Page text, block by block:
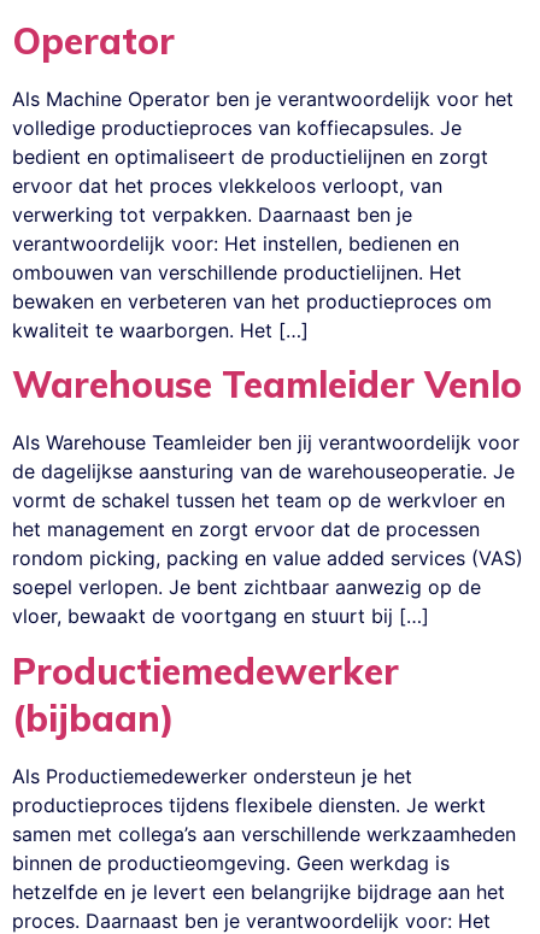
Operator
Als Machine Operator ben je verantwoordelijk voor het
volledige productieproces van koffiecapsules. Je
bedient en optimaliseert de productielijnen en zorgt
ervoor dat het proces vlekkeloos verloopt, van
verwerking tot verpakken. Daarnaast ben je
verantwoordelijk voor: Het instellen, bedienen en
ombouwen van verschillende productielijnen. Het
bewaken en verbeteren van het productieproces om
kwaliteit te waarborgen. Het […]
Warehouse Teamleider Venlo
Als Warehouse Teamleider ben jij verantwoordelijk voor
de dagelijkse aansturing van de warehouseoperatie. Je
vormt de schakel tussen het team op de werkvloer en
het management en zorgt ervoor dat de processen
rondom picking, packing en value added services (VAS)
soepel verlopen. Je bent zichtbaar aanwezig op de
vloer, bewaakt de voortgang en stuurt bij […]
Productiemedewerker
(bijbaan)
Als Productiemedewerker ondersteun je het
productieproces tijdens flexibele diensten. Je werkt
samen met collega’s aan verschillende werkzaamheden
binnen de productieomgeving. Geen werkdag is
hetzelfde en je levert een belangrijke bijdrage aan het
proces. Daarnaast ben je verantwoordelijk voor: Het